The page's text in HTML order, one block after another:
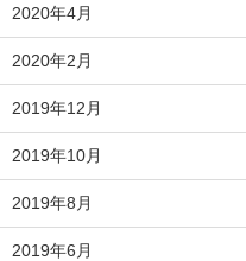
2020年4月
2020年2月
2019年12月
2019年10月
2019年8月
2019年6月